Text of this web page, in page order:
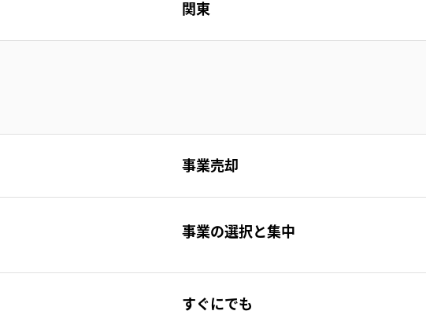
関東
事業売却
事業の選択と集中
すぐにでも